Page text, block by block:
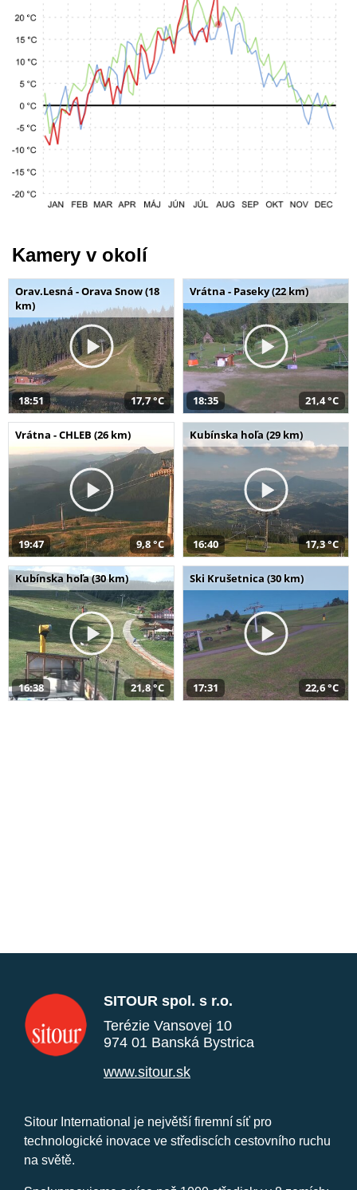
Kamery v okolí
Orav.Lesná - Orava Snow (18
km)
18:51 17,7 °C
Vrátna - Paseky (22 km)
18:35 21,4 °C
Vrátna - CHLEB (26 km)
19:47 9,8 °C
Kubínska hoľa (29 km)
16:40 17,3 °C
Kubínska hoľa (30 km)
16:38 21,8 °C
Ski Krušetnica (30 km)
17:31 22,6 °C
SITOUR spol. s r.o.
Terézie Vansovej 10
974 01 Banská Bystrica
www.sitour.sk
Sitour International je největší firemní síť pro
technologické inovace ve střediscích cestovního ruchu
na světě.